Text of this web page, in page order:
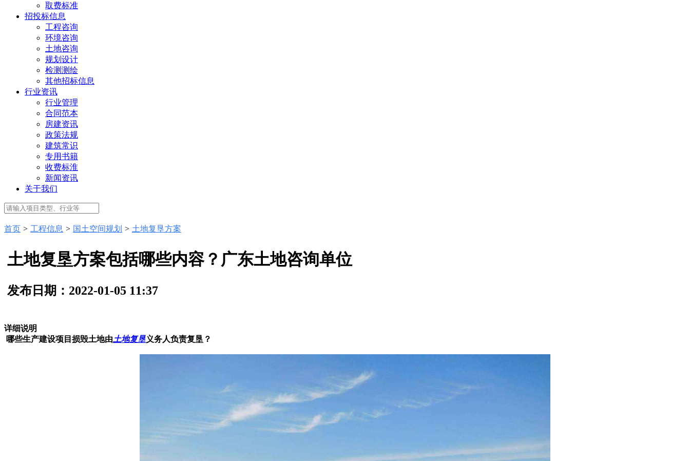
取费标准
招投标信息
工程咨询
环境咨询
土地咨询
规划设计
检测测绘
其他招标信息
行业资讯
行业管理
合同范本
房建资讯
政策法规
建筑常识
专用书籍
收费标淮
新闻资讯
关于我们
首页 > 工程信息 > 国土空间规划 > 土地复垦方案
土地复垦方案包括哪些内容？广东土地咨询单位
发布日期：2022-01-05 11:37
详细说明
哪些生产建设项目损毁土地由 土地复垦义务人负责复垦？